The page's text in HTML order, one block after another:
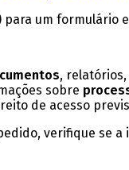
para um formulário
,
sobre
de acesso
verifique se